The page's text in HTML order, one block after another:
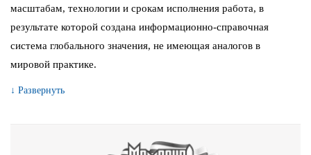
масштабам, технологии и срокам исполнения работа, в
результате которой создана информационно-справочная
система глобального значения, не имеющая аналогов в
мировой практике.
↓ Развернуть